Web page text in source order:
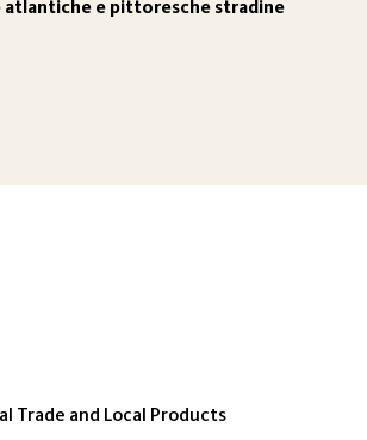
atlantiche e pittoresche stradine
Trade and Local Products